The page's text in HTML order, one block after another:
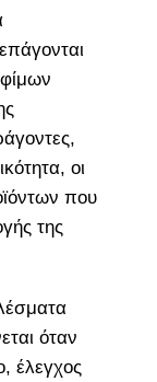
οι
που
της
όταν
έλεγχος